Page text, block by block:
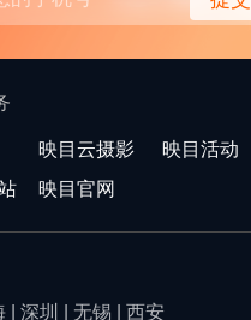
映目云摄影 映目活动
映目官网
| 深圳 | 无锡 | 西安